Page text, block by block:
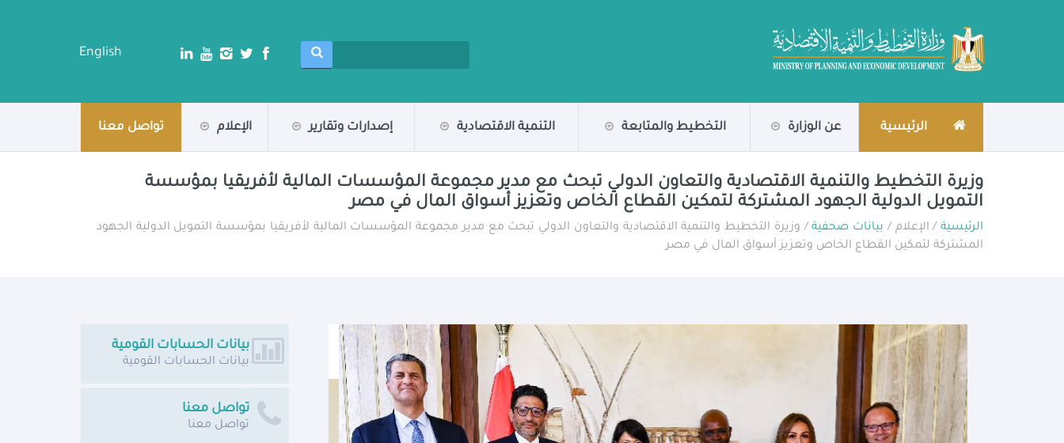
English
الرئيسية عن الوزارة التخطيط والمتابعة التنمية الاقتصادية إصدارات وتقارير الإعلام تواصل معنا
وزيرة التخطيط والتنمية الاقتصادية والتعاون الدولي تبحث مع مدير مجموعة المؤسسات المالية لأفريقيا بمؤسسة
التمويل الدولية الجهود المشتركة لتمكين القطاع الخاص وتعزيز أسواق المال في مصر
الرئيسية/ الإعلام / بيانات صحفية/ وزيرة التخطيط والتنمية الاقتصادية والتعاون الدولي تبحث مع مدير مجموعة المؤسسات المالية لأفريقيا بمؤسسة التمويل الدولية الجهود
المشتركة لتمكين القطاع الخاص وتعزيز أسواق المال في مصر
بيانات الحسابات القومية
بيانات الحسابات القومية
تواصل معنا
تواصل معنا